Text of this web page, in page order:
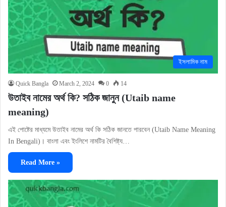
ইসলামিক নাম
Quick Bangla March 2, 2024 0 14
উতাইব নামের অর্থ কি? সঠিক জানুন (Utaib name
meaning)
এই পোষ্টের মাধ্যমে উতাইব নামের অর্থ কি সঠিক জানতে পারবেন (Utaib Name Meaning
In Bengali)। বাংলা এবং ইংলিশে নামটির বৈশিষ্ট্য…
Read More »